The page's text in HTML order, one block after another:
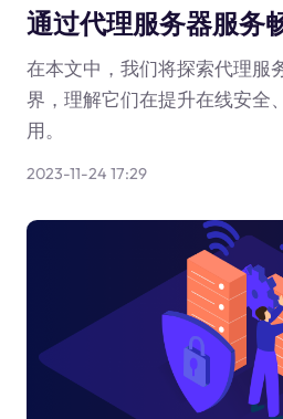
通过代理服务器服务
在本文中，我们将探索代理服
界，理解它们在提升在线安全
用。
2023-11-24 17:29